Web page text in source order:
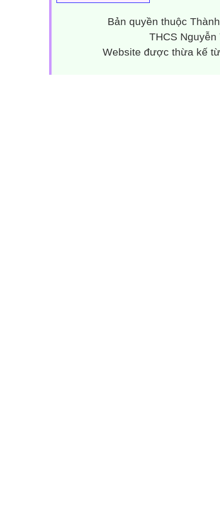
Bản quyền thuộc
THCS
Website được thừa kế